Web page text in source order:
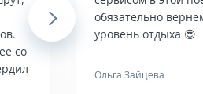
со
обязательно
уровень отдыха 😍
Ольга Зайцева
Next